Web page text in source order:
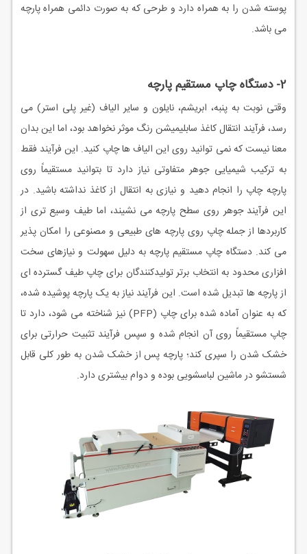
پوسته شدن را به همراه دارد و طرحی که به صورت دائمی همراه پارچه
می باشد.
2- دستگاه چاپ مستقیم پارچه
وقتی نوبت به پنبه، ابریشم، نایلون و سایر الیاف (غیر پلی استر) می
رسد، فرآیند انتقال کاغذ سابلیمیشن رنگ موثر نخواهد بود، اما این بدان
معنا نیست که نمی توانید روی این الیاف ها چاپ کنید. این فرآیند فقط
به ترکیب شیمیایی جوهر متفاوتی نیاز دارد تا بتوانید مستقیماً روی
پارچه چاپ را انجام دهید و نیازی به انتقال از کاغذ نداشته باشید. در
این فرآیند جوهر روی سطح پارچه می نشیند، اما طیف وسیع تری از
کاربردها از جمله چاپ روی پارچه های طبیعی و مصنوعی را امکان پذیر
می کند. دستگاه چاپ مستقیم پارچه به دلیل سهولت و نیازهای سخت
افزاری محدود به انتخاب برتر تولیدکنندگان برای چاپ طیف گسترده ای
از پارچه ها تبدیل شده است. این فرآیند نیاز به یک پارچه پوشیده شده،
که به عنوان آماده شده برای چاپ (PFP) نیز شناخته می شود، دارد تا
چاپ مستقیماً روی آن انجام شده و سپس فرآیند تثبیت حرارتی برای
خشک شدن را سپری کند؛ پارچه پس از خشک شدن به طور کلی قابل
شستشو در ماشین لباسشویی بوده و دوام بیشتری دارد.